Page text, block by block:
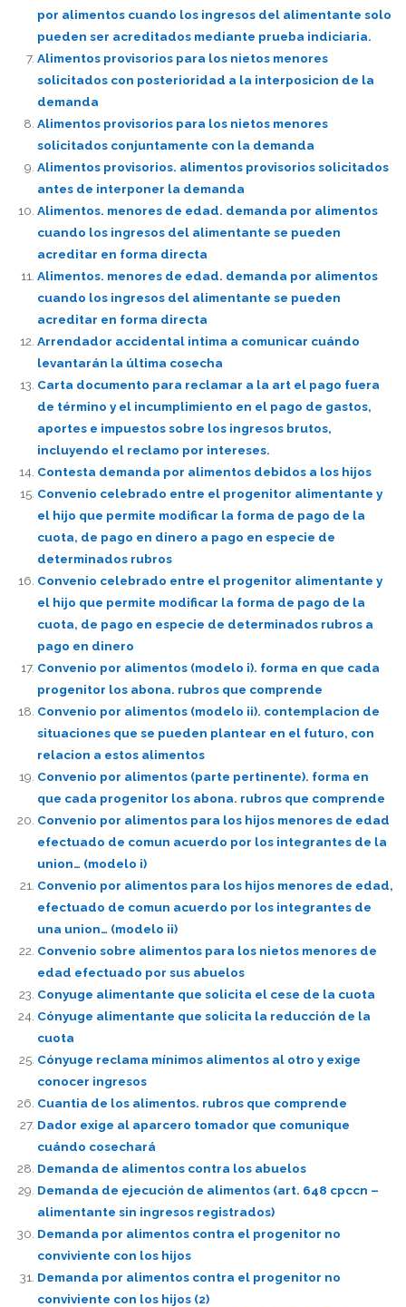
por alimentos cuando los ingresos del alimentante solo
pueden ser acreditados mediante prueba indiciaria.
Alimentos provisorios para los nietos menores
solicitados con posterioridad a la interposicion de la
demanda
Alimentos provisorios para los nietos menores
solicitados conjuntamente con la demanda
Alimentos provisorios. alimentos provisorios solicitados
antes de interponer la demanda
Alimentos. menores de edad. demanda por alimentos
cuando los ingresos del alimentante se pueden
acreditar en forma directa
Alimentos. menores de edad. demanda por alimentos
cuando los ingresos del alimentante se pueden
acreditar en forma directa
Arrendador accidental intima a comunicar cuándo
levantarán la última cosecha
Carta documento para reclamar a la art el pago fuera
de término y el incumplimiento en el pago de gastos,
aportes e impuestos sobre los ingresos brutos,
incluyendo el reclamo por intereses.
Contesta demanda por alimentos debidos a los hijos
Convenio celebrado entre el progenitor alimentante y
el hijo que permite modificar la forma de pago de la
cuota, de pago en dinero a pago en especie de
determinados rubros
Convenio celebrado entre el progenitor alimentante y
el hijo que permite modificar la forma de pago de la
cuota, de pago en especie de determinados rubros a
pago en dinero
Convenio por alimentos (modelo i). forma en que cada
progenitor los abona. rubros que comprende
Convenio por alimentos (modelo ii). contemplacion de
situaciones que se pueden plantear en el futuro, con
relacion a estos alimentos
Convenio por alimentos (parte pertinente). forma en
que cada progenitor los abona. rubros que comprende
Convenio por alimentos para los hijos menores de edad
efectuado de comun acuerdo por los integrantes de la
union… (modelo i)
Convenio por alimentos para los hijos menores de edad,
efectuado de comun acuerdo por los integrantes de
una union… (modelo ii)
Convenio sobre alimentos para los nietos menores de
edad efectuado por sus abuelos
Conyuge alimentante que solicita el cese de la cuota
Cónyuge alimentante que solicita la reducción de la
cuota
Cónyuge reclama mínimos alimentos al otro y exige
conocer ingresos
Cuantia de los alimentos. rubros que comprende
Dador exige al aparcero tomador que comunique
cuándo cosechará
Demanda de alimentos contra los abuelos
Demanda de ejecución de alimentos (art. 648 cpccn –
alimentante sin ingresos registrados)
Demanda por alimentos contra el progenitor no
conviviente con los hijos
Demanda por alimentos contra el progenitor no
conviviente con los hijos (2)